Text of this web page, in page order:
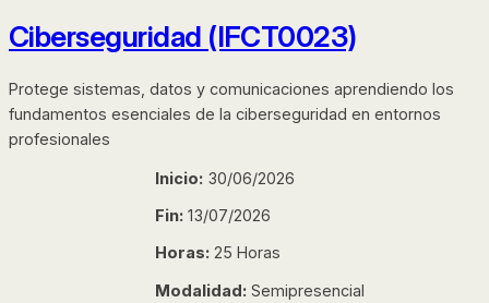
Ciberseguridad (IFCT0023)
Protege sistemas, datos y comunicaciones aprendiendo los
fundamentos esenciales de la ciberseguridad en entornos
profesionales
Inicio: 30/06/2026
Fin: 13/07/2026
Horas: 25 Horas
Modalidad: Semipresencial